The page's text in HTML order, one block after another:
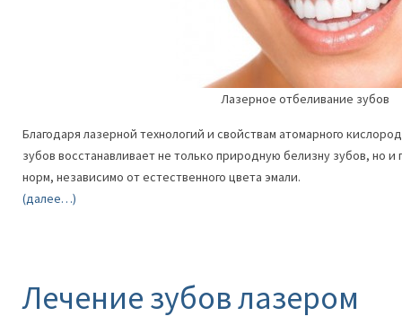
Лазерное отбеливание зубов
Благодаря лазерной технологий и свойствам атомарного
зубов восстанавливает не только природную белизну зубов, но и
норм, независимо от естественного цвета эмали.
(далее…)
Лечение зубов лазером